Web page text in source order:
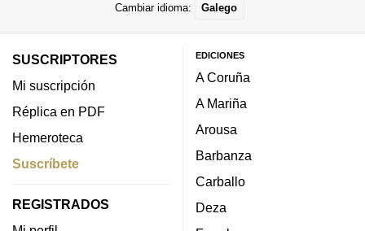
Cambiar idioma: Galego
SUSCRIPTORES
Mi suscripción
Réplica en PDF
Hemeroteca
Suscríbete
REGISTRADOS
EDICIONES
A Coruña
A Mariña
Arousa
Barbanza
Carballo
Deza